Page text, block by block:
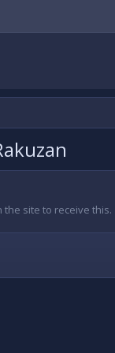
site to receive this.